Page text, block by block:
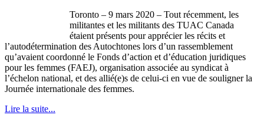
Toronto – 9 mars 2020 – Tout récemment, les
militantes et les militants des TUAC Canada
étaient présents pour apprécier les récits et
l’autodétermination des Autochtones lors d’un rassemblement
qu’avaient coordonné le Fonds d’action et d’éducation juridiques
pour les femmes (FAEJ), organisation associée au syndicat à
l’échelon national, et des allié(e)s de celui-ci en vue de souligner la
Journée internationale des femmes.
Lire la suite...